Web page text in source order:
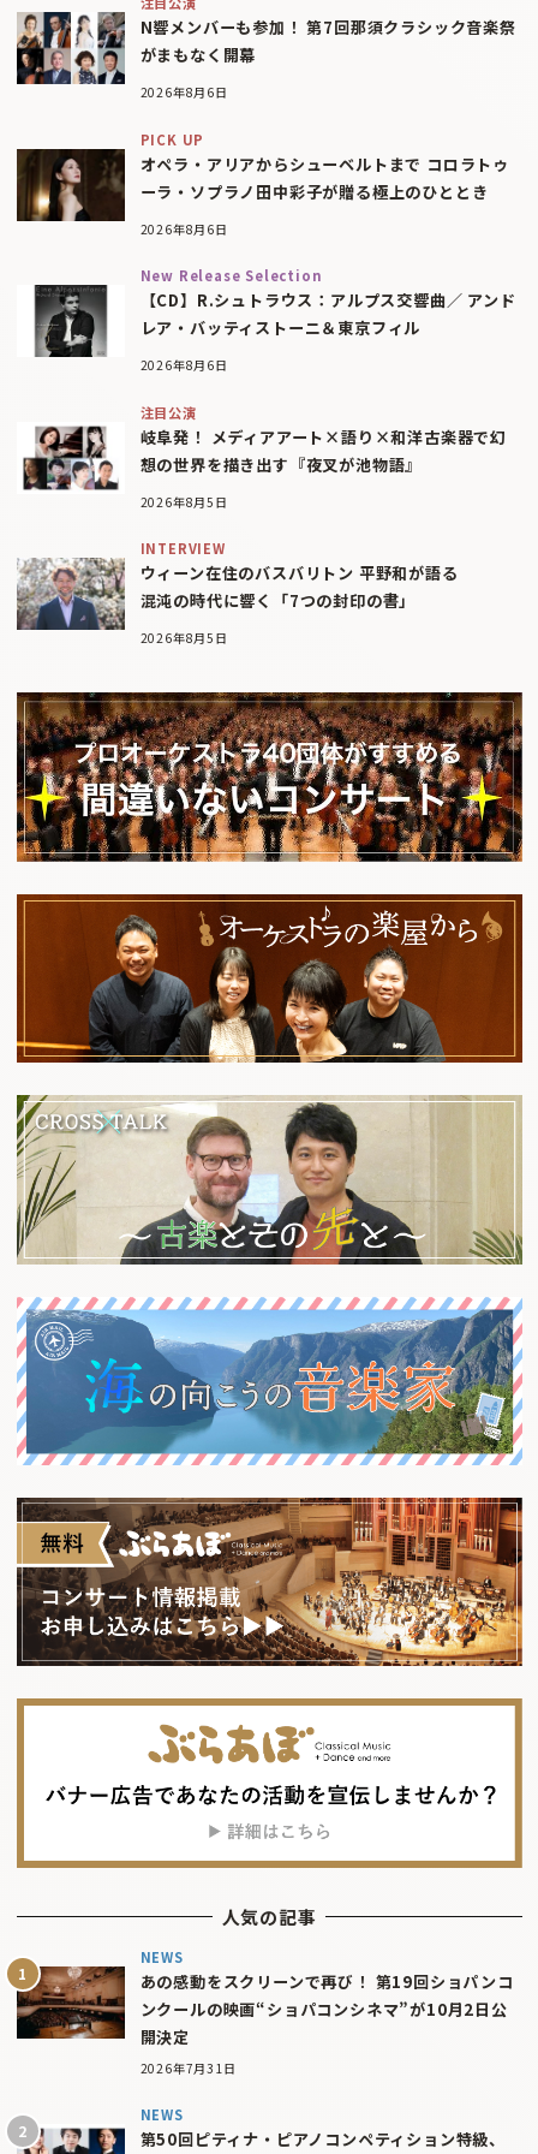
N響メンバーも参加！ 第7回那須クラシック音楽祭
がまもなく開幕
2026年8月6日
PICK UP
オペラ・アリアからシューベルトまで コロラトゥ
ーラ・ソプラノ田中彩子が贈る極上のひととき
2026年8月6日
New Release Selection
【CD】R.シュトラウス：アルプス交響曲／ アンド
レア・バッティストーニ＆東京フィル
2026年8月6日
注目公演
岐阜発！ メディアアート×語り×和洋古楽器で幻
想の世界を描き出す『夜叉が池物語』
2026年8月5日
INTERVIEW
ウィーン在住のバスバリトン 平野和が語る
混沌の時代に響く「7つの封印の書」
2026年8月5日
人気の記事
NEWS
あの感動をスクリーンで再び！ 第19回ショパンコ
ンクールの映画“ショパコンシネマ”が10月2日公
開決定
2026年7月31日
NEWS
第50回ピティナ・ピアノコンペティション特級、